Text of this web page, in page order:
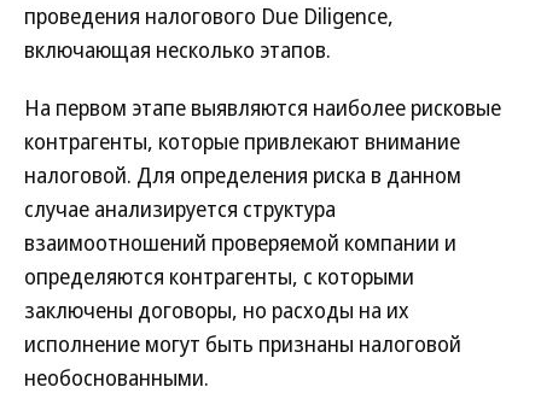
проведения налогового Due Diligence,
включающая несколько этапов.
На первом этапе выявляются наиболее рисковые
контрагенты, которые привлекают внимание
налоговой. Для определения риска в данном
случае анализируется структура
взаимоотношений проверяемой компании и
определяются контрагенты, с которыми
заключены договоры, но расходы на их
исполнение могут быть признаны налоговой
необоснованными.